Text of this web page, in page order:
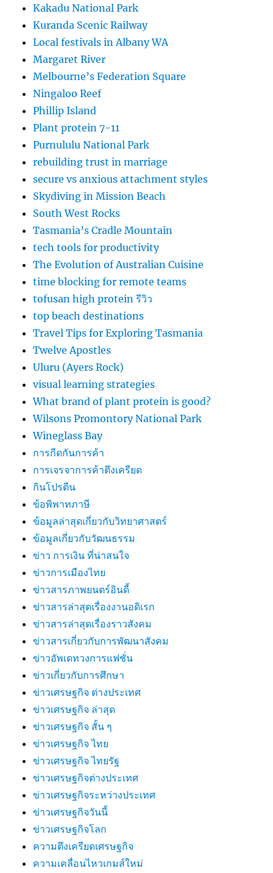
Kakadu National Park
Kuranda Scenic Railway
Local festivals in Albany WA
Margaret River
Melbourne’s Federation Square
Ningaloo Reef
Phillip Island
Plant protein 7-11
Purnululu National Park
rebuilding trust in marriage
secure vs anxious attachment styles
Skydiving in Mission Beach
South West Rocks
Tasmania’s Cradle Mountain
tech tools for productivity
The Evolution of Australian Cuisine
time blocking for remote teams
tofusan high protein รีวิว
top beach destinations
Travel Tips for Exploring Tasmania
Twelve Apostles
Uluru (Ayers Rock)
visual learning strategies
What brand of plant protein is good?
Wilsons Promontory National Park
Wineglass Bay
การกีดกันการค้า
การเจรจาการค้าตึงเครียด
กินโปรตีน
ข้อพิพาทภาษี
ข้อมูลล่าสุดเกี่ยวกับวิทยาศาสตร์
ข้อมูลเกี่ยวกับวัฒนธรรม
ข่าว การเงิน ที่น่าสนใจ
ข่าวการเมืองไทย
ข่าวสารภาพยนตร์อินดี้
ข่าวสารล่าสุดเรื่องงานอดิเรก
ข่าวสารล่าสุดเรื่องราวสังคม
ข่าวสารเกี่ยวกับการพัฒนาสังคม
ข่าวอัพเดทวงการแฟชั่น
ข่าวเกี่ยวกับการศึกษา
ข่าวเศรษฐกิจ ต่างประเทศ
ข่าวเศรษฐกิจ ล่าสุด
ข่าวเศรษฐกิจ สั้น ๆ
ข่าวเศรษฐกิจ ไทย
ข่าวเศรษฐกิจ ไทยรัฐ
ข่าวเศรษฐกิจต่างประเทศ
ข่าวเศรษฐกิจระหว่างประเทศ
ข่าวเศรษฐกิจวันนี้
ข่าวเศรษฐกิจโลก
ความตึงเครียดเศรษฐกิจ
ความเคลื่อนไหวเกมส์ใหม่